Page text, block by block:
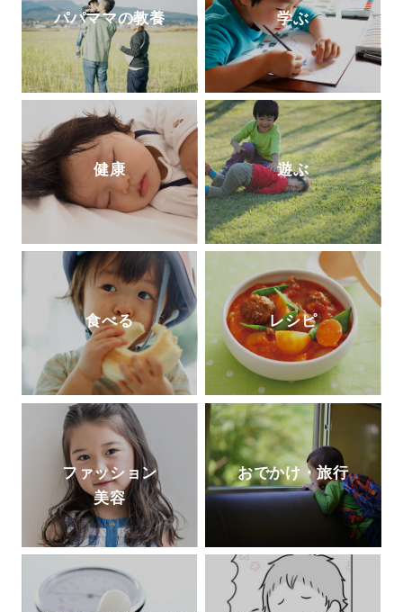
パパママの教養 学ぶ
健康 遊ぶ
食べる レシピ
ファッション
美容
おでかけ・旅行